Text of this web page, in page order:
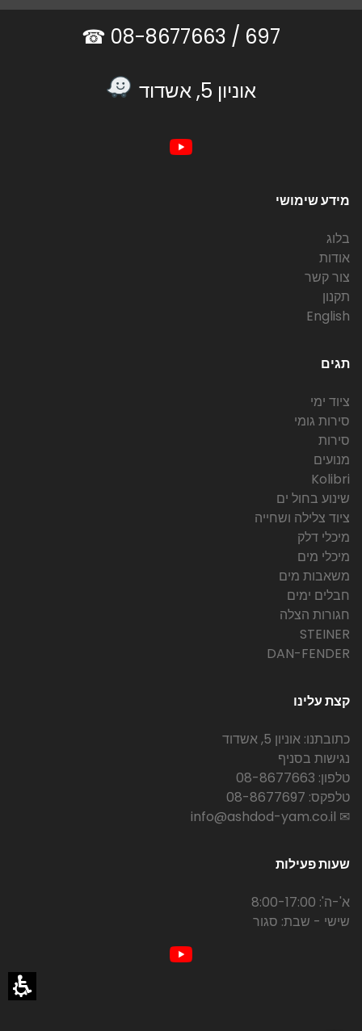
697 /
אוניון 5, אשדוד
מידע שימושי
בלוג
אודות
צור קשר
תקנון
English
תגים
ציוד ימי
סירות גומי
סירות
מנועים
Kolibri
שינוע בחול ים
ציוד צלילה ושחייה
מיכלי דלק
מיכלי מים
משאבות מים
חבלים ימים
חגורות הצלה
STEINER
DAN-FENDER
קצת עלינו
כתובתנו: אוניון 5, אשדוד
נגישות בסניף
טלפון: 08-8677663
טלפקס: 08-8677697
✉ info@ashdod-yam.co.il
שעות פעילות
א'-ה': 8:00-17:00
שישי - שבת: סגור